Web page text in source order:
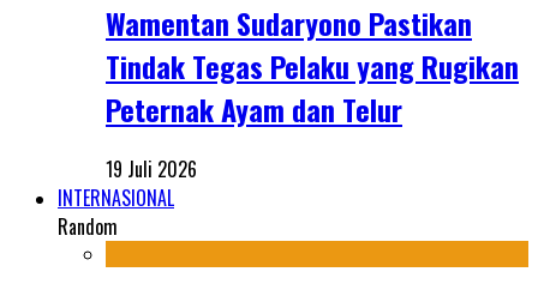
Wamentan Sudaryono Pastikan
Tindak Tegas Pelaku yang Rugikan
Peternak Ayam dan Telur
19 Juli 2026
INTERNASIONAL
Random